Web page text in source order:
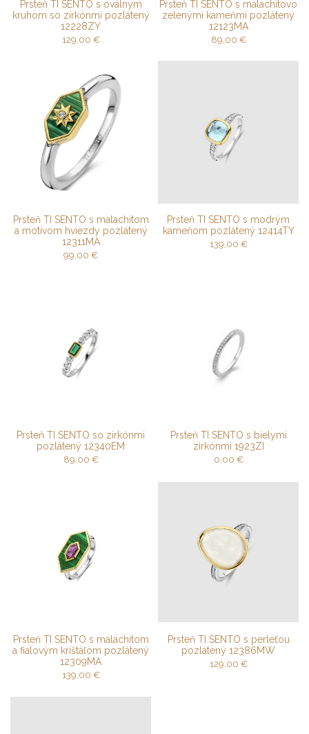
Prsteň TI SENTO s oválnym
kruhom so zirkónmi pozlátený
12228ZY
129,00 €
Prsteň TI SENTO s malachitovo
zelenými kameňmi pozlátený
12123MA
89,00 €
Prsteň TI SENTO s malachitom
a motívom hviezdy pozlátený
12311MA
99,00 €
Prsteň TI SENTO s modrým
kameňom pozlátený 12414TY
139,00 €
Prsteň TI SENTO so zirkónmi
pozlátený 12340EM
89,00 €
Prsteň TI SENTO s bielymi
zirkónmi 1923ZI
0,00 €
Prsteň TI SENTO s malachitom
a fialovým krištáľom pozlátený
12309MA
139,00 €
Prsteň TI SENTO s perleťou
pozlátený 12386MW
129,00 €